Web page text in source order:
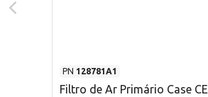
PN 128781A1
Filtro de Ar Primário Case CE